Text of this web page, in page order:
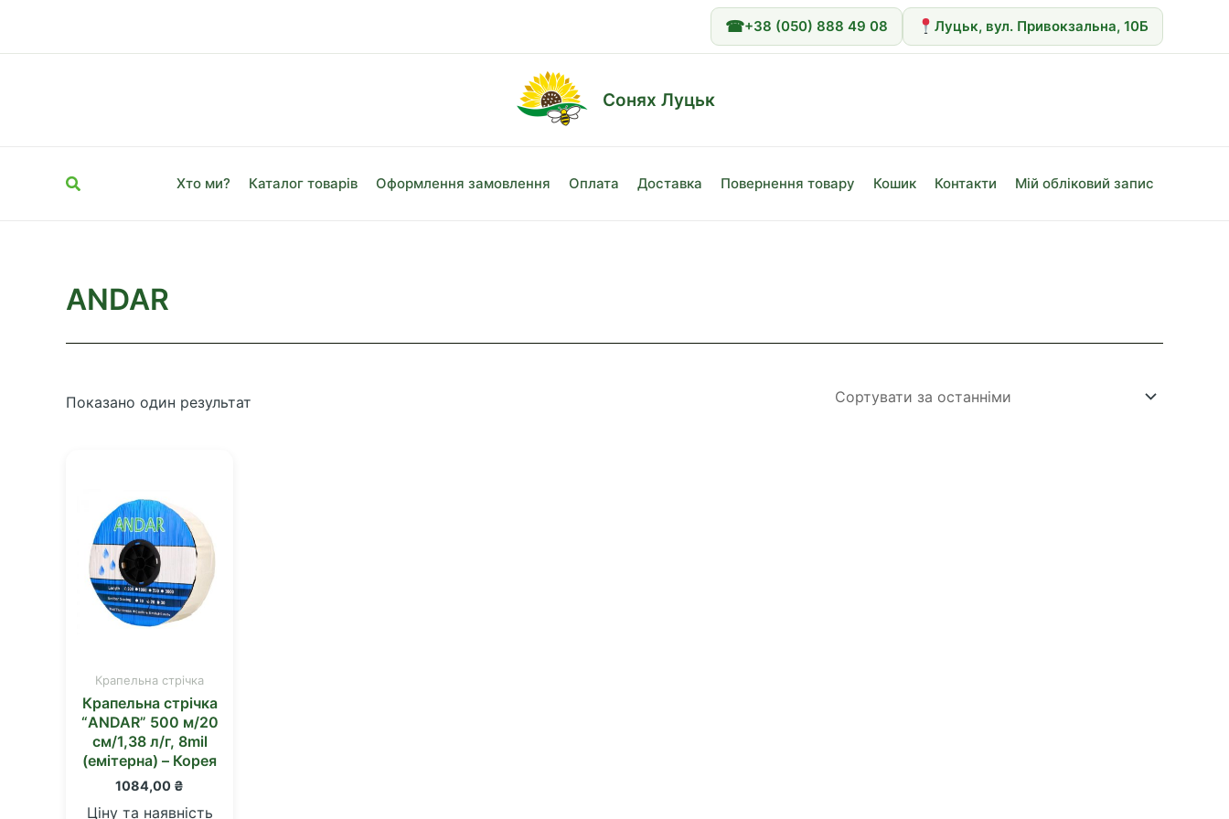
☎+38 (050) 888 49 08 Луцьк, вул. Привокзальна, 10Б
Сонях Луцьк
Пошук Хто ми? Каталог товарів Оформлення замовлення Оплата Доставка Повернення товару Кошик Контакти Мій обліковий запис
ANDAR
Показано один результат
Крапельна стрічка
Крапельна стрічка
“ANDAR” 500 м/20
см/1,38 л/г, 8mil
(емітерна) – Корея
1084,00 ₴
Ціну та наявність